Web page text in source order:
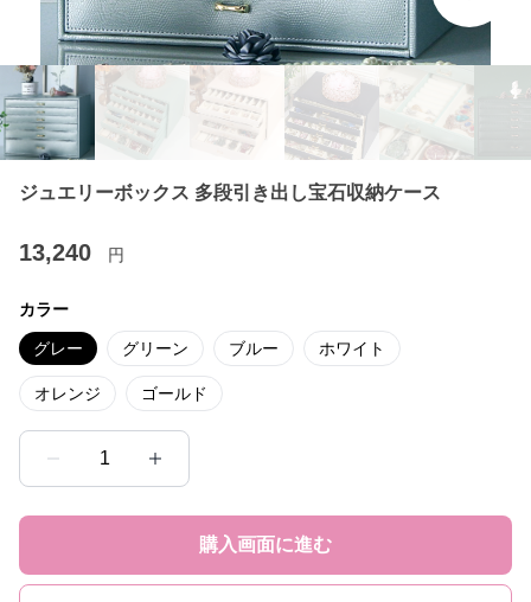
ジュエリーボックス 多段引き出し宝石収納ケース
13,240 円
カラー
グレー グリーン ブルー ホワイト
オレンジ ゴールド
1
購入画面に進む